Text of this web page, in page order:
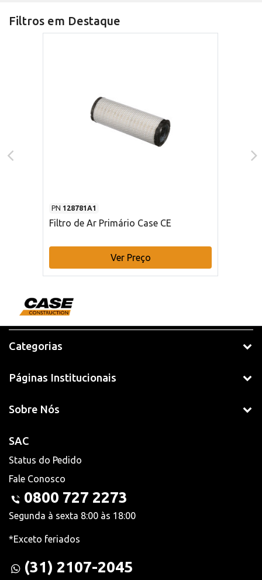
Filtros em Destaque
PN 128781A1
Filtro de Ar Primário Case CE
Ver Preço
Categorias
Páginas Institucionais
Sobre Nós
SAC
Status do Pedido
Fale Conosco
0800 727 2273
Segunda à sexta 8:00 às 18:00
*Exceto feriados
(31) 2107-2045